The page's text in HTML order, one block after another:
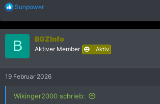
R
a
k
i
n
:
Sunpower
B BGZInfo
Aktiver Member Aktiv
19 Februar 2026
Wikinger2000 schrieb: